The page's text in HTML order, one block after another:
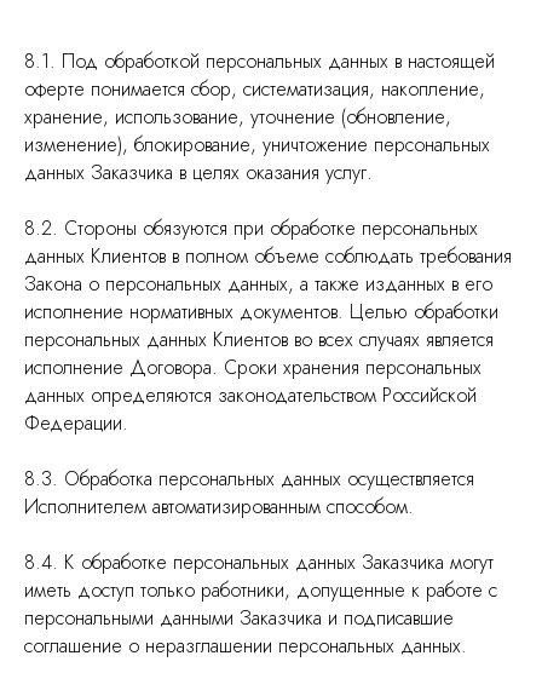
8.1. Под обработкой персональных данных в настоящей
оферте понимается сбор, систематизация, накопление,
хранение, использование, уточнение (обновление,
изменение), блокирование, уничтожение персональных
данных Заказчика в целях оказания услуг.
8.2. Стороны обязуются при обработке персональных
данных Клиентов в полном объеме соблюдать требования
Закона о персональных данных, а также изданных в его
исполнение нормативных документов. Целью обработки
персональных данных Клиентов во всех случаях является
исполнение Договора. Сроки хранения персональных
данных определяются законодательством Российской
Федерации.
8.3. Обработка персональных данных осуществляется
Исполнителем автоматизированным способом.
8.4. К обработке персональных данных Заказчика могут
иметь доступ только работники, допущенные к работе с
персональными данными Заказчика и подписавшие
соглашение о неразглашении персональных данных.